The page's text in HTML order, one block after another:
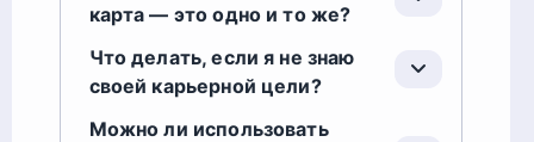
карта — это одно и то же?
Что делать, если я не знаю
своей карьерной цели?
Можно ли использовать